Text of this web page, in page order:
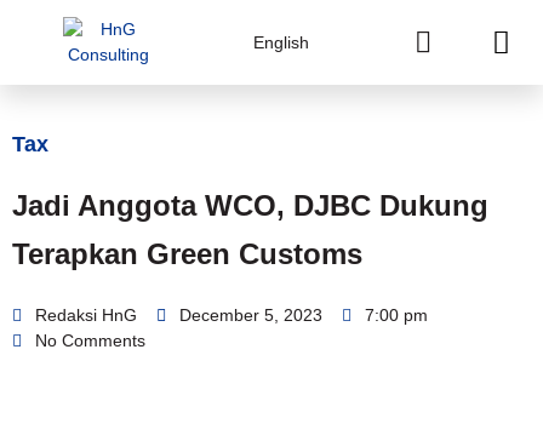
English
Tax
Jadi Anggota WCO, DJBC Dukung
Terapkan Green Customs
Redaksi HnG December 5, 2023
7:00 pm
No Comments